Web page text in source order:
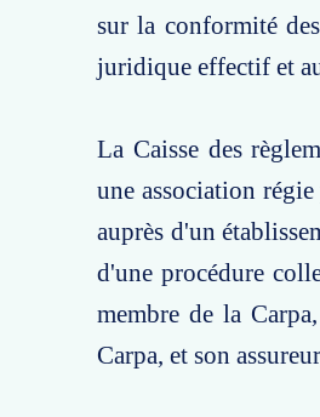
sur la conformité
juridique effectif et
La Caisse des
une association
auprès d'un
d'une procédure
membre de la
Carpa, et son